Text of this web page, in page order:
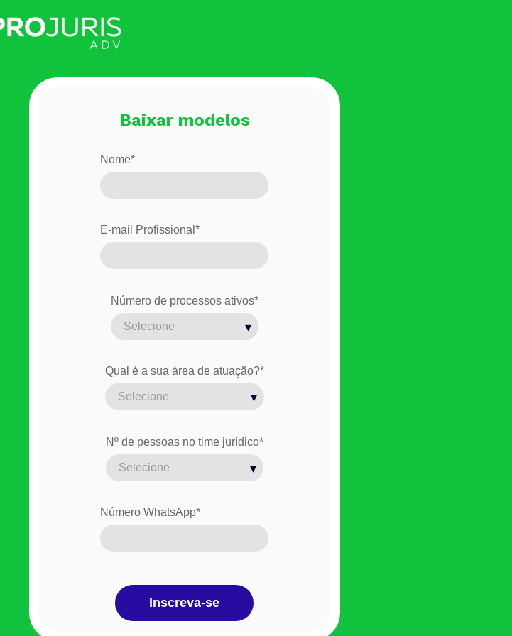
Baixar modelos
Nome*
E-mail Profissional*
Número de processos ativos*
Qual é a sua área de atuação?*
Nº de pessoas no time jurídico*
Número WhatsApp*